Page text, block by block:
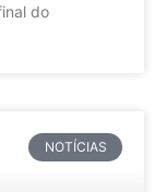
do
NOTÍCIAS